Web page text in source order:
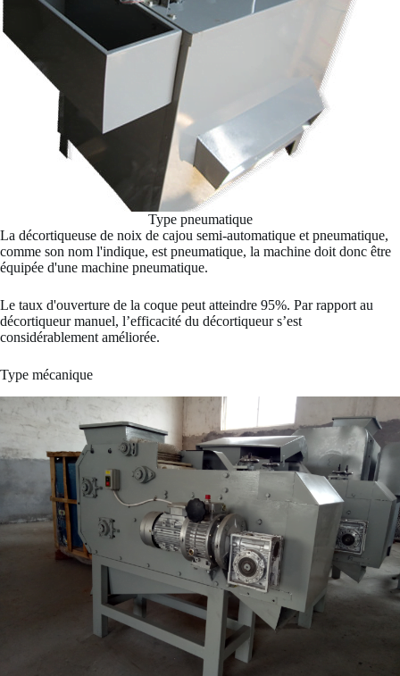
Type pneumatique
La décortiqueuse de noix de cajou semi-automatique et pneumatique,
comme son nom l'indique, est pneumatique, la machine doit donc être
équipée d'une machine pneumatique.
Le taux d'ouverture de la coque peut atteindre 95%. Par rapport au
décortiqueur manuel, l’efficacité du décortiqueur s’est
considérablement améliorée.
Type mécanique